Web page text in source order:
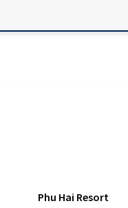
Phu Hai Resort